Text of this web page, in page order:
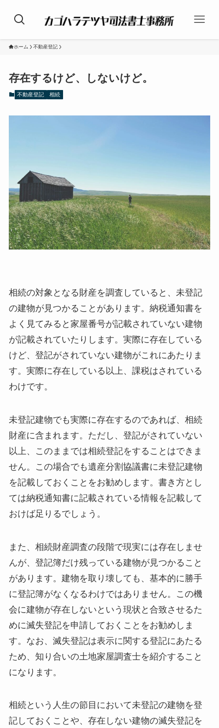
ホーム 不動産登記
存在するけど、しないけど。
不動産登記 相続
相続の対象となる財産を調査していると、未登記
の建物が見つかることがあります。納税通知書を
よく見てみると家屋番号が記載されていない建物
が記載されていたりします。実際に存在している
けど、登記がされていない建物がこれにあたりま
す。実際に存在している以上、課税はされている
わけです。
未登記建物でも実際に存在するのであれば、相続
財産に含まれます。ただし、登記がされていない
以上、このままでは相続登記をすることはできま
せん。この場合でも遺産分割協議書に未登記建物
を記載しておくことをお勧めします。書き方とし
ては納税通知書に記載されている情報を記載して
おけば足りるでしょう。
また、相続財産調査の段階で現実には存在しませ
んが、登記簿だけ残っている建物が見つかること
があります。建物を取り壊しても、基本的に勝手
に登記簿がなくなるわけではありません。この機
会に建物が存在しないという現状と合致させるた
めに滅失登記を申請しておくことをお勧めしま
す。なお、滅失登記は表示に関する登記にあたる
ため、知り合いの土地家屋調査士を紹介すること
になります。
相続という人生の節目において未登記の建物を登
記しておくことや、存在しない建物の滅失登記を